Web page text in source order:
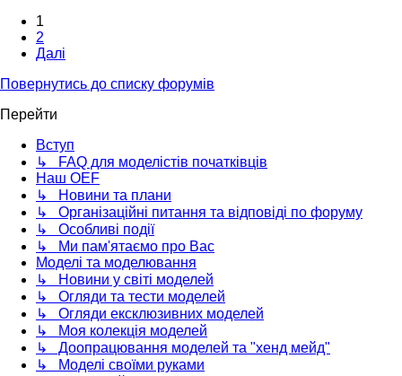
1
2
Далі
Повернутись до списку форумів
Перейти
Вступ
↳ FAQ для моделістів початківців
Наш OEF
↳ Новини та плани
↳ Організаційні питання та відповіді по форуму
↳ Особливі події
↳ Ми пам'ятаємо про Вас
Моделі та моделювання
↳ Новини у світі моделей
↳ Огляди та тести моделей
↳ Огляди ексклюзивних моделей
↳ Моя колекція моделей
↳ Доопрацювання моделей та "хенд мейд"
↳ Моделі своїми руками